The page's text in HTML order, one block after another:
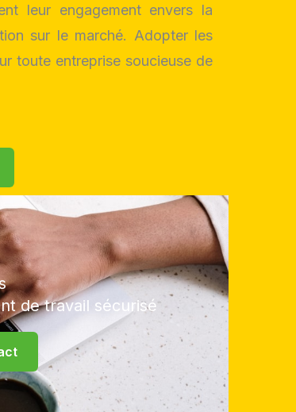
leur engagement envers la
sur le marché. Adopter les
toute entreprise soucieuse de
de travail sécurisé